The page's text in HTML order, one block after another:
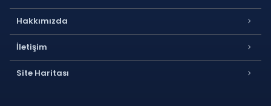
Hakkımızda
İletişim
Site Haritası